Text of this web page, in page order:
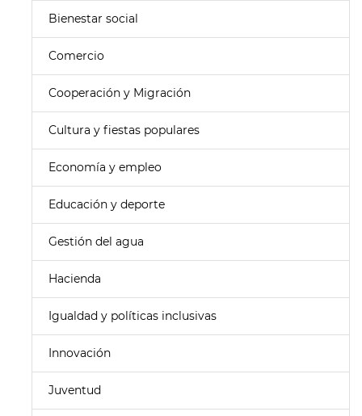
Bienestar social
Comercio
Cooperación y Migración
Cultura y fiestas populares
Economía y empleo
Educación y deporte
Gestión del agua
Hacienda
Igualdad y políticas inclusivas
Innovación
Juventud